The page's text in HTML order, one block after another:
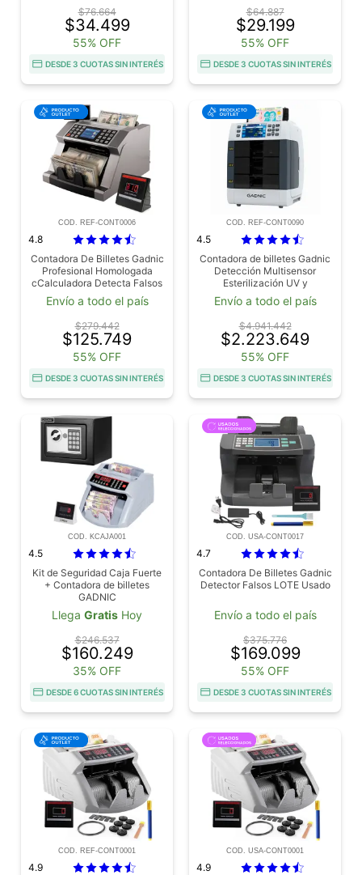
$76.664
$34.499
55% OFF
DESDE 3 CUOTAS SIN INTERÉS
$64.887
$29.199
55% OFF
DESDE 3 CUOTAS SIN INTERÉS
COD. REF-CONT0006
4.8
Contadora De Billetes Gadnic
Profesional Homologada
cCalculadora Detecta Falsos
Outlet
Envío a todo el país
$279.442
$125.749
55% OFF
DESDE 3 CUOTAS SIN INTERÉS
COD. REF-CONT0090
4.5
Contadora de billetes Gadnic
Detección Multisensor
Esterilización UV y
Clasificación Multidivisa
Outlet
Envío a todo el país
$4.941.442
$2.223.649
55% OFF
DESDE 3 CUOTAS SIN INTERÉS
COD. KCAJA001
4.5
Kit de Seguridad Caja Fuerte
+ Contadora de billetes
GADNIC
Llega Gratis Hoy
$246.537
$160.249
35% OFF
DESDE 6 CUOTAS SIN INTERÉS
COD. USA-CONT0017
4.7
Contadora De Billetes Gadnic
Detector Falsos LOTE Usado
Envío a todo el país
$375.776
$169.099
55% OFF
DESDE 3 CUOTAS SIN INTERÉS
COD. REF-CONT0001
4.9
COD. USA-CONT0001
4.9